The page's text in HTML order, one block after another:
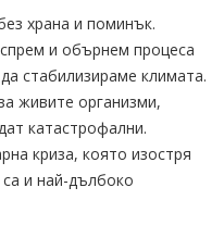
храна и поминък.
и обърнем процеса
стабилизираме климата.
живите организми,
катастрофални.
криза, която изостря
и най-дълбоко